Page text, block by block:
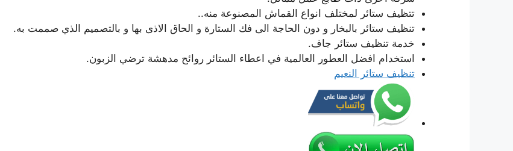
تتظيف ستائر لمختلف انواع القماش المصنوعة منه..
تنظيف ستائر بالبخار و دون الحاجة الى فك الستارة و الحاق الاذى بها و بالتصميم الذي صممت به.
خدمة تنظيف ستائر جاف.
استخدام افضل العطور العالمية في اعطاء الستائر روائح مدهشة ترضي الزبون.
تنظيف ستائر النعيم